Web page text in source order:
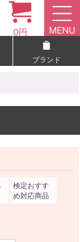
0円 MENU
ブランド
検定おすす
め対応商品